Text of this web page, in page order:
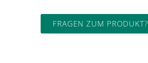
FRAGEN ZUM PRODUKT?